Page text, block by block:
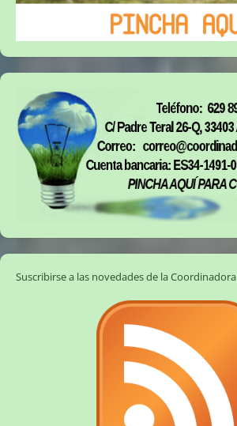
Suscribirse a las novedades de la Coordinadora